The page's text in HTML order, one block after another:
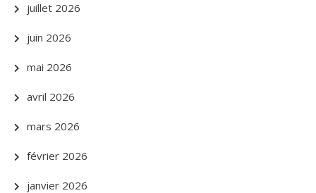
juillet 2026
juin 2026
mai 2026
avril 2026
mars 2026
février 2026
janvier 2026